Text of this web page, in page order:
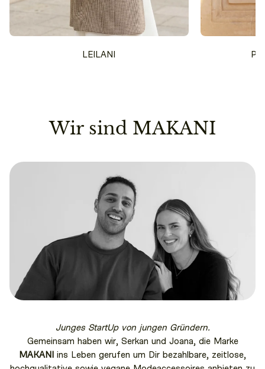
LEILANI
Wir sind MAKANI
Junges StartUp von jungen Gründern.
Gemeinsam haben wir, Serkan und Joana, die Marke
MAKANI
ins Leben gerufen um Dir bezahlbare, zeitlose,